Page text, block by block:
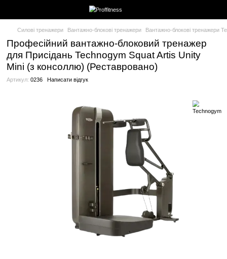
Професійний вантажно-блоковий
для Присідань Technogym Squat Artis
Mini (з консоллю) (Реставровано)